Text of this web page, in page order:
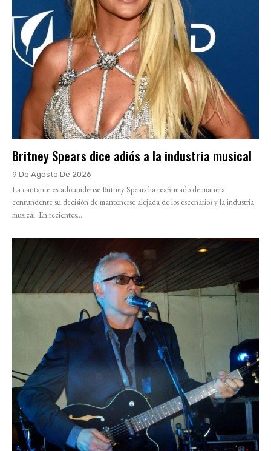
Britney Spears dice adiós a la industria musical
9 De Agosto De 2026
La cantante estadounidense Britney Spears ha reafirmado de manera
contundente su decisión de mantenerse alejada de los escenarios y la industria
musical. En recientes...